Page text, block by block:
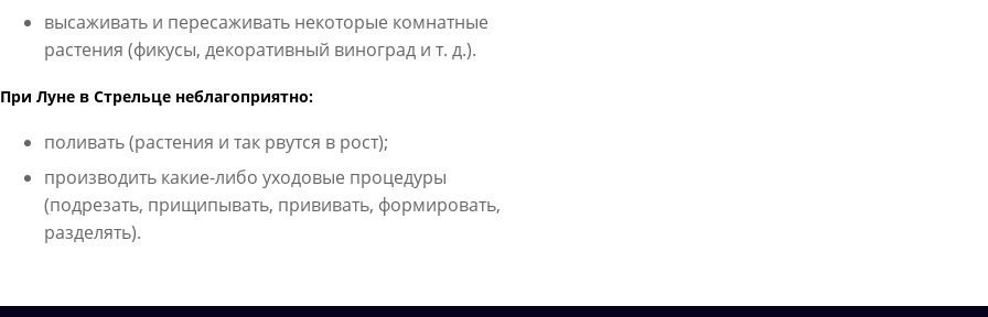
высаживать и пересаживать некоторые комнатные
растения (фикусы, декоративный виноград и т. д.).
При Луне в Стрельце неблагоприятно:
поливать (растения и так рвутся в рост);
производить какие-либо уходовые процедуры
(подрезать, прищипывать, прививать, формировать,
разделять).